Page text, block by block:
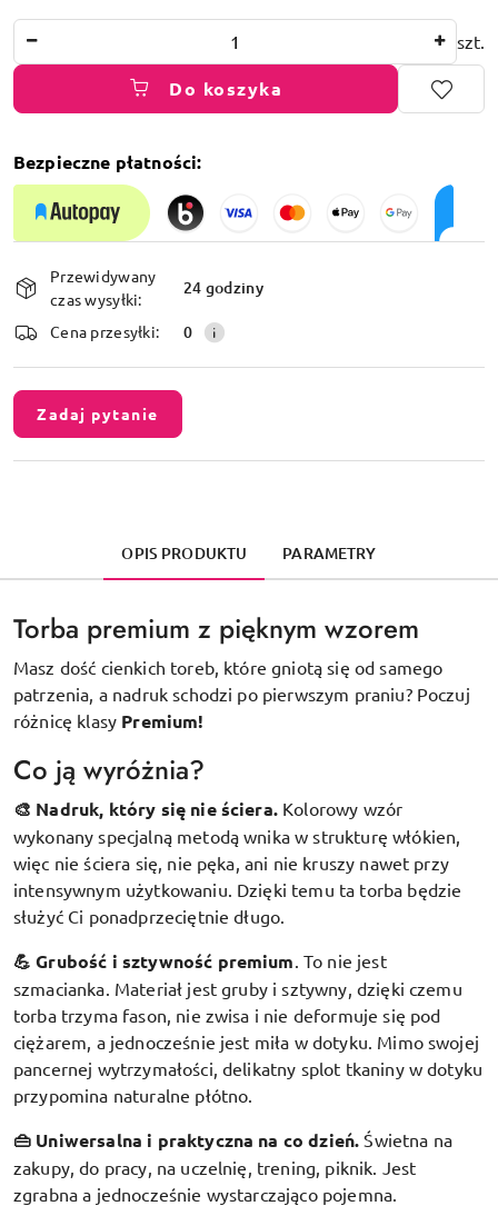
szt.
Do koszyka
Bezpieczne płatności:
Dostępność
i
dostawa
Przewidywany
czas wysyłki:
24 godziny
Cena przesyłki: 0
Zadaj pytanie
OPIS PRODUKTU PARAMETRY
Torba premium z pięknym wzorem
Masz dość cienkich toreb, które gniotą się od samego
patrzenia, a nadruk schodzi po pierwszym praniu? Poczuj
różnicę klasy Premium!
Co ją wyróżnia?
🎨 Nadruk, który się nie ściera. Kolorowy wzór
wykonany specjalną metodą wnika w strukturę włókien,
więc nie ściera się, nie pęka, ani nie kruszy nawet przy
intensywnym użytkowaniu. Dzięki temu ta torba będzie
służyć Ci ponadprzeciętnie długo.
💪 Grubość i sztywność premium To nie jest
szmacianka. Materiał jest gruby i sztywny, dzięki czemu
torba trzyma fason, nie zwisa i nie deformuje się pod
ciężarem, a jednocześnie jest miła w dotyku. Mimo swojej
pancernej wytrzymałości, delikatny splot tkaniny w dotyku
przypomina naturalne płótno.
👜 Uniwersalna i praktyczna na co dzień. Świetna na
zakupy, do pracy, na uczelnię, trening, piknik. Jest
zgrabna a jednocześnie wystarczająco pojemna.